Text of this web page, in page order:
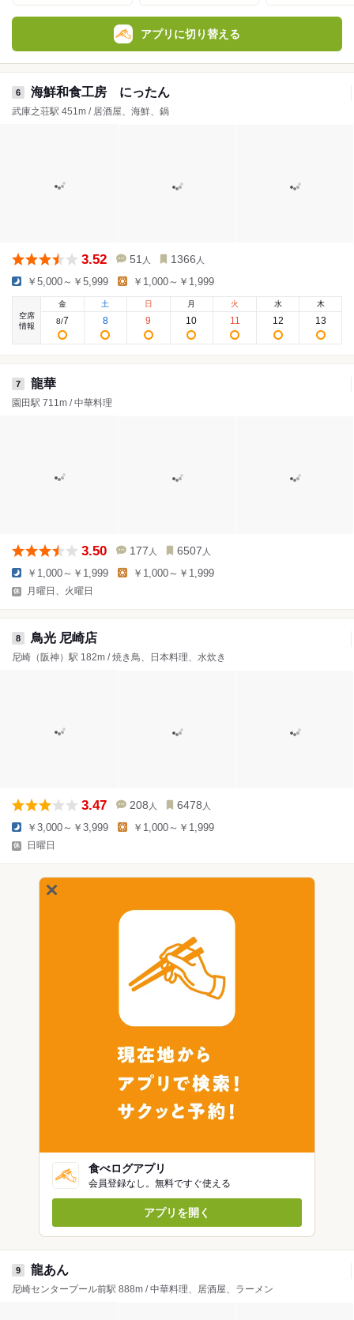
アプリに切り替える
6 海鮮和食工房 にったん
武庫之荘駅 451m / 居酒屋、海鮮、鍋
3.52 51 人 1366 人
￥5,000～￥5,999 ￥1,000～￥1,999
空席
情報
金
8/7
土
8
日
9
月
10
火
11
水
12
木
13
7 龍華
園田駅 711m / 中華料理
3.50 177 人 6507 人
￥1,000～￥1,999 ￥1,000～￥1,999
月曜日、火曜日
8 鳥光 尼崎店
尼崎（阪神）駅 182m / 焼き鳥、日本料理、水炊き
3.47 208 人 6478 人
￥3,000～￥3,999 ￥1,000～￥1,999
日曜日
食べログアプリ
会員登録なし。無料ですぐ使える
アプリを開く
9 龍あん
尼崎センタープール前駅 888m / 中華料理、居酒屋、ラーメン